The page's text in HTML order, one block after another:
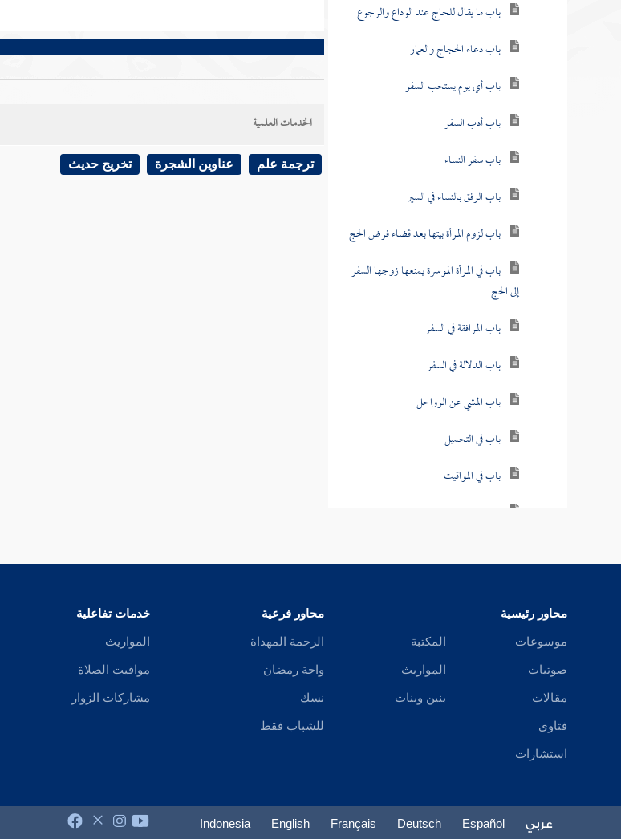
باب ما يقال للحاج عند الوداع والرجوع
باب دعاء الحجاج والعمار
باب أي يوم يستحب السفر
باب أدب السفر
باب سفر النساء
باب الرفق بالنساء في السير
باب لزوم المرأة بيتها بعد قضاء فرض الحج
باب في المرأة الموسرة يمنعها زوجها السفر
إلى الحج
باب المرافقة في السفر
باب الدلالة في السفر
باب المشي عن الرواحل
باب في التحميل
باب في المواقيت
باب الاشتراط في الحج
باب في أشهر الحج
باب ما للنساء لبسه وما ليس لهن
الخدمات العلمية
ترجمة علم عناوين الشجرة تخريج حديث
محاور رئيسية
موسوعات
صوتيات
مقالات
فتاوى
استشارات
المكتبة
المواريث
بنين وبنات
محاور فرعية
الرحمة المهداة
واحة رمضان
نسك
للشباب فقط
خدمات تفاعلية
المواريث
مواقيت الصلاة
مشاركات الزوار
عربي Español
Deutsch
Français
English
Indonesia